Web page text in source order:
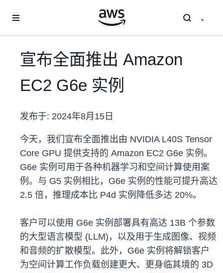
宣布全面推出 Amazon
EC2 G6e 实例
发布于: 2024年8月15日
今天，我们宣布全面推出由 NVIDIA L40S Tensor
Core GPU 提供支持的 Amazon EC2 G6e 实例。
G6e 实例可用于各种机器学习和空间计算使用案
例。与 G5 实例相比，G6e 实例的性能可提升高达
2.5 倍，推理成本比 P4d 实例降低多达 20%。
客户可以使用 G6e 实例部署具有高达 13B 个参数
的大型语言模型 (LLM)，以及用于生成图像、视频
和音频的扩散模型。此外，G6e 实例将解锁客户
为空间计算工作负载创建更大、更身临其境的 3D